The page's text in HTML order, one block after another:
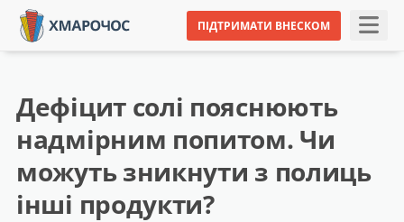
ПІДТРИМАТИ ВНЕСКОМ
Дефіцит солі пояснюють
надмірним попитом. Чи
можуть зникнути з полиць
інші продукти?